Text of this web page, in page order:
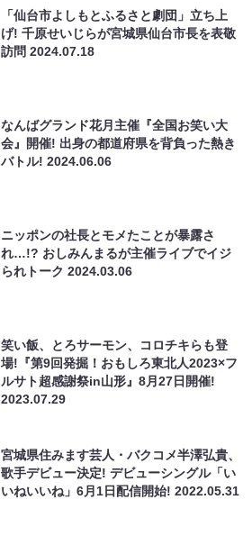
「仙台市よしもとふるさと劇団」立ち上
げ! 千原せいじらが宮城県仙台市長を表敬
訪問2024.07.18
なんばグランド花月主催『全国お笑い大
会』開催! 出身の都道府県を背負った熱き
バトル!2024.06.06
ニッポンの社長とモメたことが暴露さ
れ…!? おしみんまるが主催ライブでイジ
られトーク2024.03.06
笑い飯、とろサーモン、コロチキらも登
場!『第9回発掘！おもしろ東北人2023×フ
ルサト超感謝祭in山形』8月27日開催!
2023.07.29
宮城県住みます芸人・バクコメ半澤弘貴、
歌手デビュー決定! デビューシングル「い
いねいいね」6月1日配信開始!2022.05.31